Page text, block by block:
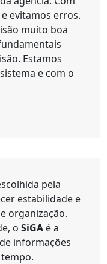
evitamos erros.
muito boa
Estamos
e com o
pela
estabilidade e
organização.
o SiGA é a
informações